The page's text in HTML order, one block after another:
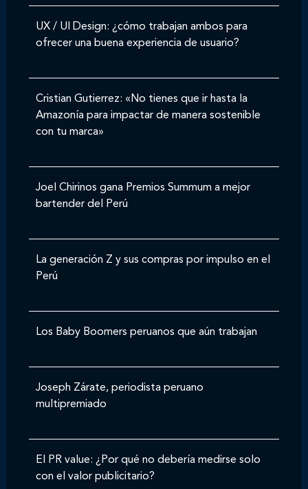
UX / UI Design: ¿cómo trabajan ambos para
ofrecer una buena experiencia de usuario?
Cristian Gutierrez: «No tienes que ir hasta la
Amazonía para impactar de manera sostenible
con tu marca»
Joel Chirinos gana Premios Summum a mejor
bartender del Perú
La generación Z y sus compras por impulso en el
Perú
Los Baby Boomers peruanos que aún trabajan
Joseph Zárate, periodista peruano
multipremiado
El PR value: ¿Por qué no debería medirse solo
con el valor publicitario?